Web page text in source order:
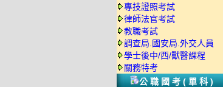
專技證照考試
律師法官考試
教職考試
調查局.國安局.外交人員
學士後中/西/獸醫課程
關務特考
公職國考(單科)